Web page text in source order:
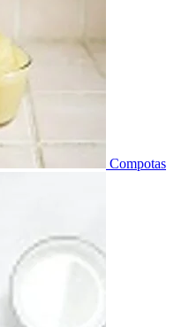
Compotas